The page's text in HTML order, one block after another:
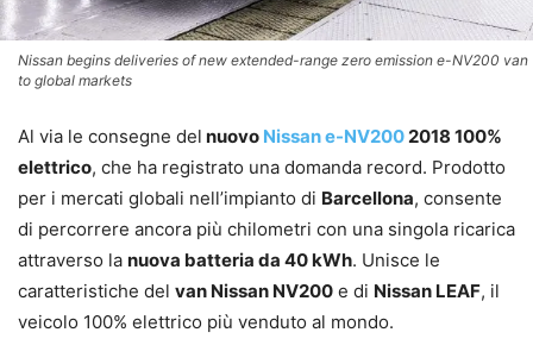
Nissan begins deliveries of new extended-range zero emission e-NV200 van
to global markets
Al via le consegne del nuovo Nissan e-NV200 2018 100%
elettrico, che ha registrato una domanda record. Prodotto
per i mercati globali nell’impianto di Barcellona, consente
di percorrere ancora più chilometri con una singola ricarica
attraverso la nuova batteria da 40 kWh. Unisce le
caratteristiche del van Nissan NV200 e di Nissan LEAF, il
veicolo 100% elettrico più venduto al mondo.